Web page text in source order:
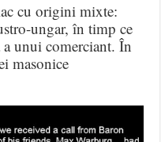
cu origini mixte:
ungar, în timp ce
a unui comerciant. În
masonice